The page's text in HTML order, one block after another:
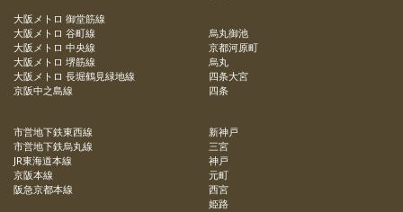
大阪メトロ 御堂筋線
大阪メトロ 谷町線
大阪メトロ 中央線
大阪メトロ 堺筋線
大阪メトロ 長堀鶴見緑地線
京阪中之島線
市営地下鉄東西線
市営地下鉄烏丸線
JR東海道本線
京阪本線
阪急京都本線
烏丸御池
京都河原町
烏丸
四条大宮
四条
新神戸
三宮
神戸
元町
西宮
姫路